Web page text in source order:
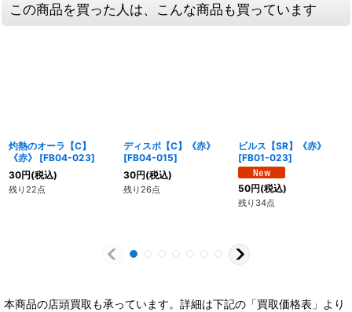
この商品を買った人は、こんな商品も買っています
灼熱のオーラ【C】
《赤》
[FB04-023]
30円(税込)
残り22点
ディスポ【C】《赤》
[FB04-015]
30円(税込)
残り26点
ビルス【SR】《赤》
[FB01-023]
50円(税込)
残り34点
本商品の店頭買取も承っています。詳細は下記の「買取価格表」より